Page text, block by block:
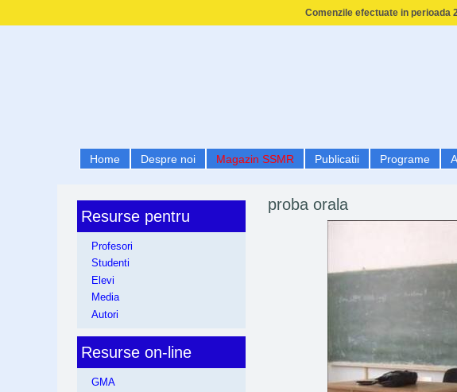
Comenzile efectuate in perioada
Home Despre noi Magazin SSMR Publicatii Programe
proba orala
Resurse pentru
Profesori
Studenti
Elevi
Media
Autori
Resurse on-line
GMA